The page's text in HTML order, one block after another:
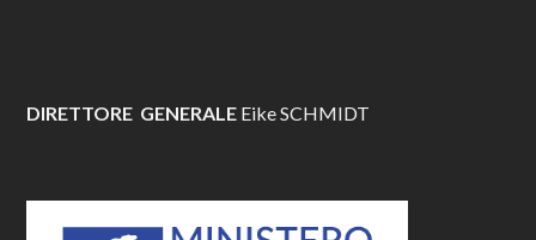
DIRETTORE GENERALE Eike SCHMIDT